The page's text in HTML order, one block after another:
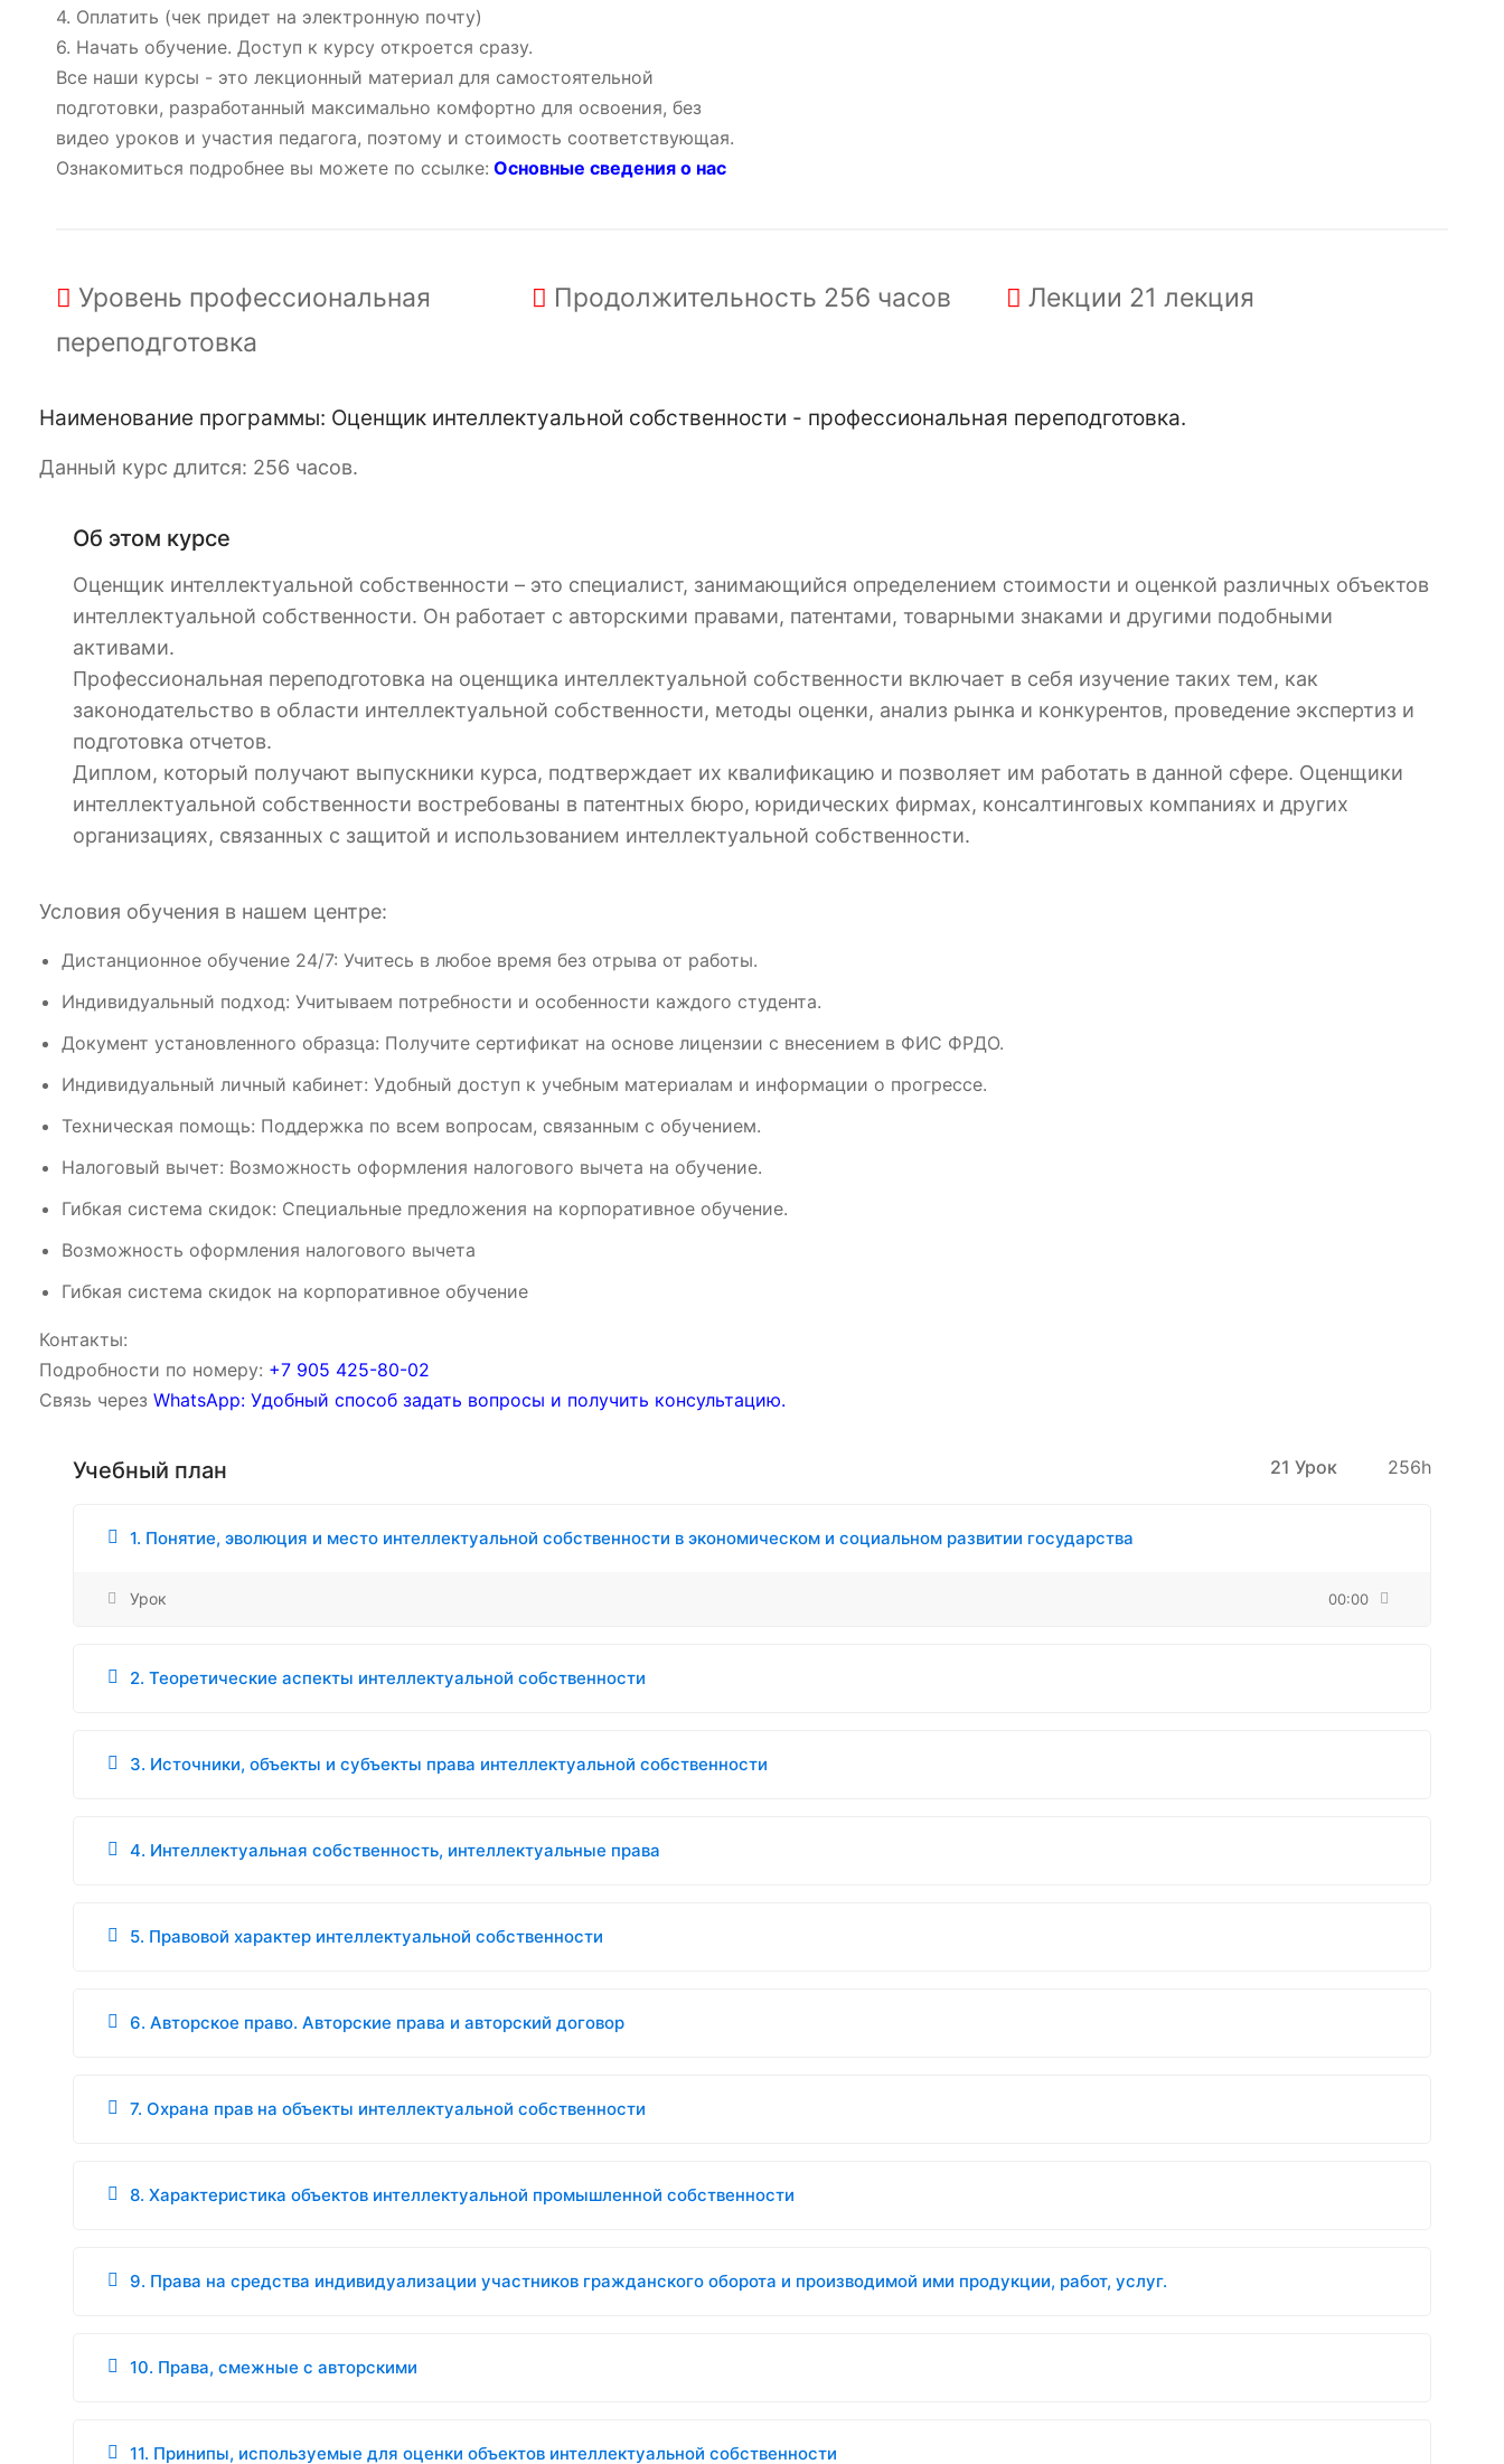
4. Оплатить (чек придет на электронную почту)
6. Начать обучение. Доступ к курсу откроется сразу.
Все наши курсы - это лекционный материал для самостоятельной
подготовки, разработанный максимально комфортно для освоения, без
видео уроков и участия педагога, поэтому и стоимость соответствующая.
Ознакомиться подробнее вы можете по ссылке: Основные сведения о нас
Уровень профессиональная
переподготовка
Продолжительность 256 часов Лекции 21 лекция
Наименование программы: Оценщик интеллектуальной собственности - профессиональная переподготовка.
Данный курс длится: 256 часов.
Об этом курсе
Оценщик интеллектуальной собственности – это специалист, занимающийся определением стоимости и оценкой различных объектов
интеллектуальной собственности. Он работает с авторскими правами, патентами, товарными знаками и другими подобными
активами.
Профессиональная переподготовка на оценщика интеллектуальной собственности включает в себя изучение таких тем, как
законодательство в области интеллектуальной собственности, методы оценки, анализ рынка и конкурентов, проведение экспертиз и
подготовка отчетов.
Диплом, который получают выпускники курса, подтверждает их квалификацию и позволяет им работать в данной сфере. Оценщики
интеллектуальной собственности востребованы в патентных бюро, юридических фирмах, консалтинговых компаниях и других
организациях, связанных с защитой и использованием интеллектуальной собственности.
Условия обучения в нашем центре:
Дистанционное обучение 24/7: Учитесь в любое время без отрыва от работы.
Индивидуальный подход: Учитываем потребности и особенности каждого студента.
Документ установленного образца: Получите сертификат на основе лицензии с внесением в ФИС ФРДО.
Индивидуальный личный кабинет: Удобный доступ к учебным материалам и информации о прогрессе.
Техническая помощь: Поддержка по всем вопросам, связанным с обучением.
Налоговый вычет: Возможность оформления налогового вычета на обучение.
Гибкая система скидок: Специальные предложения на корпоративное обучение.
Возможность оформления налогового вычета
Гибкая система скидок на корпоративное обучение
Контакты:
Подробности по номеру: ‪‪+7 905 425-80-02‬‬
Связь через WhatsApp: Удобный способ задать вопросы и получить консультацию.
Учебный план 21 Урок 256h
1. Понятие, эволюция и место интеллектуальной собственности в экономическом и социальном развитии государства
Урок 00:00
2. Теоретические аспекты интеллектуальной собственности
3. Источники, объекты и субъекты права интеллектуальной собственности
4. Интеллектуальная собственность, интеллектуальные права
5. Правовой характер интеллектуальной собственности
6. Авторское право. Авторские права и авторский договор
7. Охрана прав на объекты интеллектуальной собственности
8. Характеристика объектов интеллектуальной промышленной собственности
9. Права на средства индивидуализации участников гражданского оборота и производимой ими продукции, работ, услуг.
10. Права, смежные с авторскими
11. Принипы, используемые для оценки объектов интеллектуальной собственности